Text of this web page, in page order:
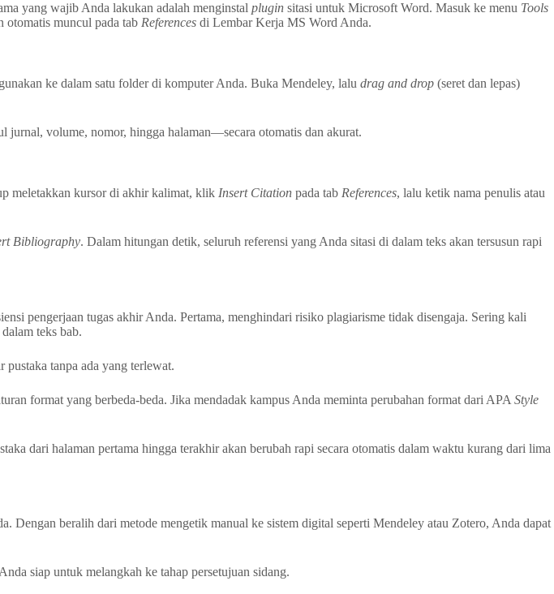
yang wajib Anda lakukan adalah menginstal plugin sitasi untuk Microsoft Word. Masuk ke menu Tools
otomatis muncul pada tab References di Lembar Kerja MS Word Anda.
ke dalam satu folder di komputer Anda. Buka Mendeley, lalu drag and drop (seret dan lepas)
jurnal, volume, nomor, hingga halaman—secara otomatis dan akurat.
meletakkan kursor di akhir kalimat, klik Insert Citation pada tab References, lalu ketik nama penulis atau
Bibliography. Dalam hitungan detik, seluruh referensi yang Anda sitasi di dalam teks akan tersusun rapi
pengerjaan tugas akhir Anda. Pertama, menghindari risiko plagiarisme tidak disengaja. Sering kali
teks bab.
pustaka tanpa ada yang terlewat.
format yang berbeda-beda. Jika mendadak kampus Anda meminta perubahan format dari APA Style
dari halaman pertama hingga terakhir akan berubah rapi secara otomatis dalam waktu kurang dari lima
beralih dari metode mengetik manual ke sistem digital seperti Mendeley atau Zotero, Anda dapat
siap untuk melangkah ke tahap persetujuan sidang.